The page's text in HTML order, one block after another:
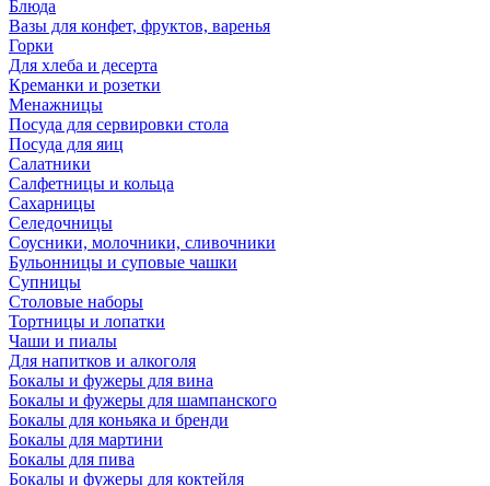
Блюда
Вазы для конфет, фруктов, варенья
Горки
Для хлеба и десерта
Креманки и розетки
Менажницы
Посуда для сервировки стола
Посуда для яиц
Салатники
Салфетницы и кольца
Сахарницы
Селедочницы
Соусники, молочники, сливочники
Бульонницы и суповые чашки
Супницы
Столовые наборы
Тортницы и лопатки
Чаши и пиалы
Для напитков и алкоголя
Бокалы и фужеры для вина
Бокалы и фужеры для шампанского
Бокалы для коньяка и бренди
Бокалы для мартини
Бокалы для пива
Бокалы и фужеры для коктейля